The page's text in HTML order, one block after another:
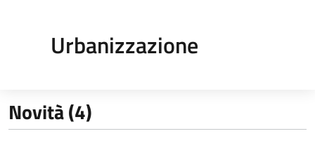
Urbanizzazione
Novità (4)